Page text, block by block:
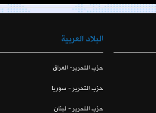
البلاد العربية
حزب التحرير- العراق
حزب التحرير - سوريا
حزب التحرير - لبنان